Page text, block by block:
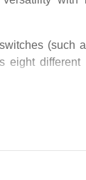
(such
eight different